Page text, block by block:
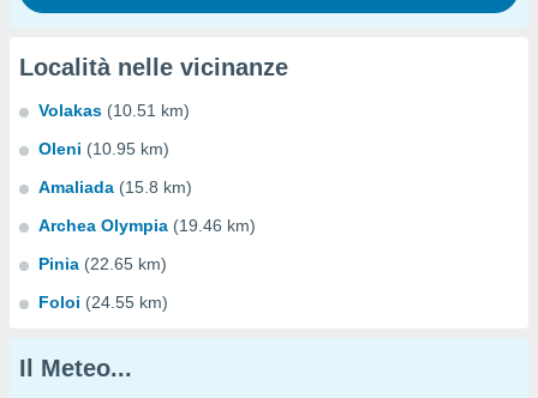
Località nelle vicinanze
Volakas (10.51 km)
Oleni (10.95 km)
Amaliada (15.8 km)
Archea Olympia (19.46 km)
Pinia (22.65 km)
Foloi (24.55 km)
Il Meteo...